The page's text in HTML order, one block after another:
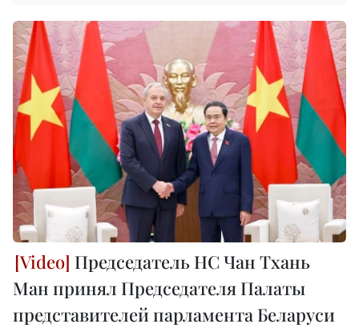
Председатель НС Чан Тхань
Ман принял Председателя Палаты
представителей парламента Беларуси